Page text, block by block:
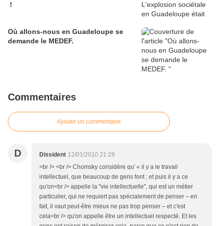
!
Où allons-nous en Guadeloupe se
demande le MEDEF.
Commentaires
Ajouter un commentaire
D Dissident 12/01/2010 21:28
<br /> <br /> Chomsky considère qu' « il y a le travail
intellectuel, que beaucoup de gens font ; et puis il y a ce
qu'on<br /> appelle la "vie intellectuelle", qui est un métier
particulier, qui ne requiert pas spécialement de penser – en
fait, il vaut peut-être mieux ne pas trop penser – et c'est
cela<br /> qu'on appelle être un intellectuel respecté. Et les